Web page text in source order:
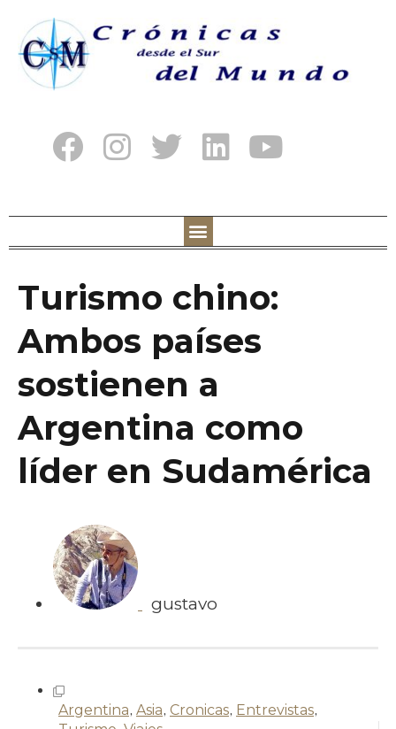
Turismo chino:
Ambos países
sostienen a
Argentina como
líder en Sudamérica
gustavo
Argentina, Asia, Cronicas, Entrevistas,